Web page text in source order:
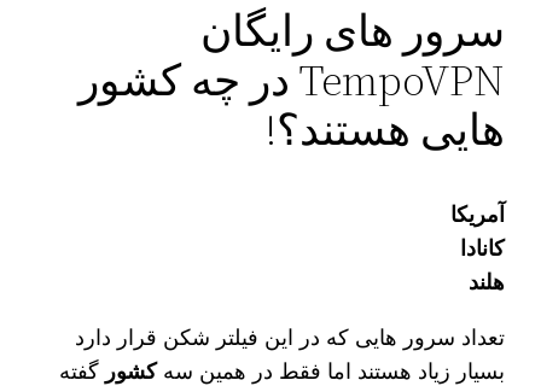
سرور های رایگان
TempoVPN در چه کشور
هایی هستند؟!
آمریکا
کانادا
هلند
تعداد سرور هایی که در این فیلتر شکن قرار دارد
بسیار زیاد هستند اما فقط در همین سهکشور گفته